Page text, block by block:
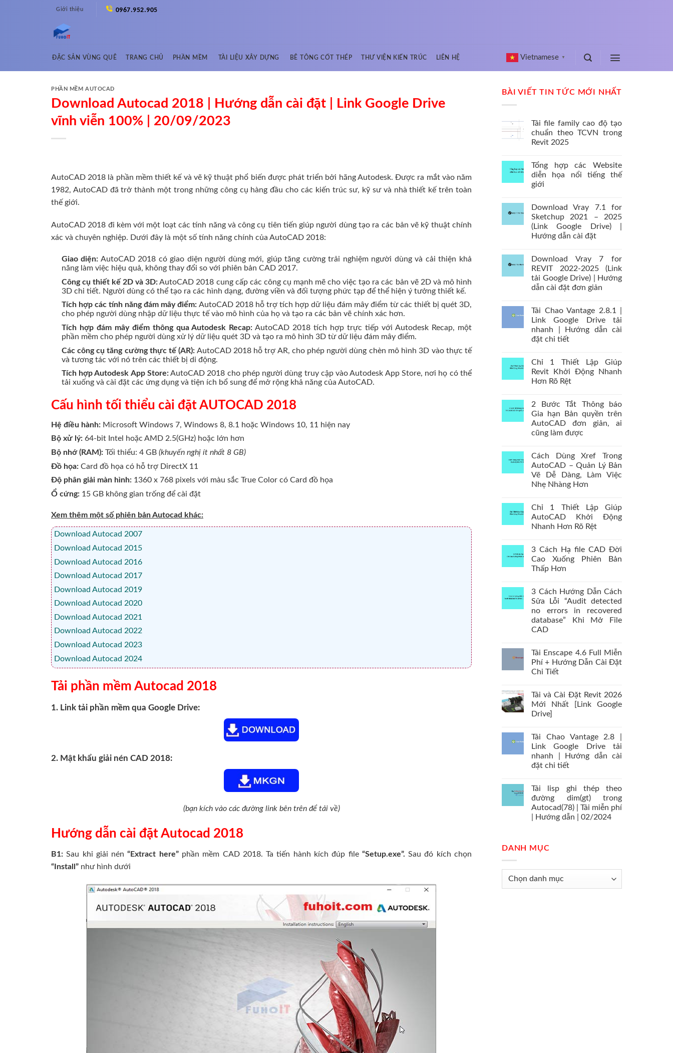
Giới thiệu 0967.952.905
ĐẶC SẢN VÙNG QUÊ TRANG CHỦ PHẦN MỀM TÀI LIỆU XÂY DỰNG BÊ TÔNG CỐT THÉP THƯ VIỆN KIẾN TRÚC LIÊN HỆ Vietnamese ▼
PHẦN MỀM AUTOCAD
Download Autocad 2018 | Hướng dẫn cài đặt | Link Google Drive
vĩnh viễn 100% | 20/09/2023
AutoCAD 2018 là phần mềm thiết kế và vẽ kỹ thuật phổ biến được phát triển bởi hãng Autodesk. Được ra mắt vào năm
1982, AutoCAD đã trở thành một trong những công cụ hàng đầu cho các kiến trúc sư, kỹ sư và nhà thiết kế trên toàn
thế giới.
AutoCAD 2018 đi kèm với một loạt các tính năng và công cụ tiên tiến giúp người dùng tạo ra các bản vẽ kỹ thuật chính
xác và chuyên nghiệp. Dưới đây là một số tính năng chính của AutoCAD 2018:
Giao diện: AutoCAD 2018 có giao diện người dùng mới, giúp tăng cường trải nghiệm người dùng và cải thiện khả
năng làm việc hiệu quả, không thay đổi so với phiên bản CAD 2017.
Công cụ thiết kế 2D và 3D:AutoCAD 2018 cung cấp các công cụ mạnh mẽ cho việc tạo ra các bản vẽ 2D và mô hình
3D chi tiết. Người dùng có thể tạo ra các hình dạng, đường viền và đối tượng phức tạp để thể hiện ý tưởng thiết kế.
Tích hợp các tính năng đám mây điểm: AutoCAD 2018 hỗ trợ tích hợp dữ liệu đám mây điểm từ các thiết bị quét 3D,
cho phép người dùng nhập dữ liệu thực tế vào mô hình của họ và tạo ra các bản vẽ chính xác hơn.
Tích hợp đám mây điểm thông qua Autodesk Recap: AutoCAD 2018 tích hợp trực tiếp với Autodesk Recap, một
phần mềm cho phép người dùng xử lý dữ liệu quét 3D và tạo ra mô hình 3D từ dữ liệu đám mây điểm.
Các công cụ tăng cường thực tế (AR): AutoCAD 2018 hỗ trợ AR, cho phép người dùng chèn mô hình 3D vào thực tế
và tương tác với nó trên các thiết bị di động.
Tích hợp Autodesk App Store:AutoCAD 2018 cho phép người dùng truy cập vào Autodesk App Store, nơi họ có thể
tải xuống và cài đặt các ứng dụng và tiện ích bổ sung để mở rộng khả năng của AutoCAD.
Cấu hình tối thiểu cài đặt AUTOCAD 2018
Hệ điều hành: Microsoft Windows 7, Windows 8, 8.1 hoặc Windows 10, 11 hiện nay
Bộ xử lý: 64-bit Intel hoặc AMD 2.5(GHz) hoặc lớn hơn
Bộ nhớ (RAM): Tối thiểu: 4 GB (khuyến nghị ít nhất 8 GB)
Đồ họa: Card đồ họa có hỗ trợ DirectX 11
Độ phân giải màn hình: 1360 x 768 pixels với màu sắc True Color có Card đồ họa
Ổ cứng: 15 GB không gian trống để cài đặt
Xem thêm một số phiên bản Autocad khác:
Download Autocad 2007
Download Autocad 2015
Download Autocad 2016
Download Autocad 2017
Download Autocad 2019
Download Autocad 2020
Download Autocad 2021
Download Autocad 2022
Download Autocad 2023
Download Autocad 2024
Tải phần mềm Autocad 2018
1. Link tải phần mềm qua Google Drive:
2. Mật khẩu giải nén CAD 2018:
(bạn kích vào các đường link bên trên để tải về)
Hướng dẫn cài đặt Autocad 2018
B1: Sau khi giải nén“Extract here”phần mềm CAD 2018. Ta tiến hành kích đúp file “Setup.exe”.Sau đó kích chọn
“Install” như hình dưới
BÀI VIẾT TIN TỨC MỚI NHẤT
Tải file family cao độ tạo
chuẩn theo TCVN trong
Revit 2025
Tổng hợp các Website
diễn họa nổi tiếng thế
giới
Download Vray 7.1 for
Sketchup 2021 – 2025
(Link Google Drive) |
Hướng dẫn cài đặt
Download Vray 7 for
REVIT 2022-2025 (Link
tải Google Drive) | Hướng
dẫn cài đặt đơn giản
Tải Chao Vantage 2.8.1 |
Link Google Drive tải
nhanh | Hướng dẫn cài
đặt chi tiết
Chỉ 1 Thiết Lập Giúp
Revit Khởi Động Nhanh
Hơn Rõ Rệt
2 Bước Tắt Thông báo
Gia hạn Bản quyền trên
AutoCAD đơn giản, ai
cũng làm được
Cách Dùng Xref Trong
AutoCAD – Quản Lý Bản
Vẽ Dễ Dàng, Làm Việc
Nhẹ Nhàng Hơn
Chỉ 1 Thiết Lập Giúp
AutoCAD Khởi Động
Nhanh Hơn Rõ Rệt
3 Cách Hạ file CAD Đời
Cao Xuống Phiên Bản
Thấp Hơn
3 Cách Hướng Dẫn Cách
Sửa Lỗi “Audit detected
no errors in recovered
database” Khi Mở File
CAD
Tải Enscape 4.6 Full Miễn
Phí + Hướng Dẫn Cài Đặt
Chi Tiết
Tải và Cài Đặt Revit 2026
Mới Nhất [Link Google
Drive]
Tải Chao Vantage 2.8 |
Link Google Drive tải
nhanh | Hướng dẫn cài
đặt chi tiết
Tải lisp ghi thép theo
đường dim(gt) trong
Autocad(78) | Tải miễn phí
| Hướng dẫn | 02/2024
DANH MỤC
Danh